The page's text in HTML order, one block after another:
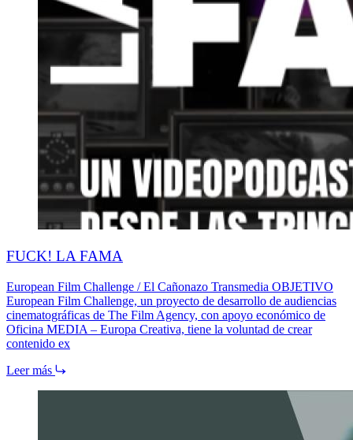
FUCK! LA FAMA
European Film Challenge / El Cañonazo Transmedia OBJETIVO
European Film Challenge, un proyecto de desarrollo de audiencias
cinematográficas de The Film Agency, con apoyo económico de
Oficina MEDIA – Europa Creativa, tiene la voluntad de crear
contenido ex
Leer más